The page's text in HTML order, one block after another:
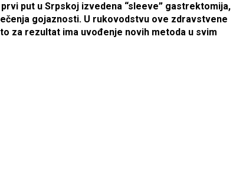
put u Srpskoj izvedena “sleeve” gastrektomija,
gojaznosti. U rukovodstvu ove zdravstvene
za rezultat ima uvođenje novih metoda u svim